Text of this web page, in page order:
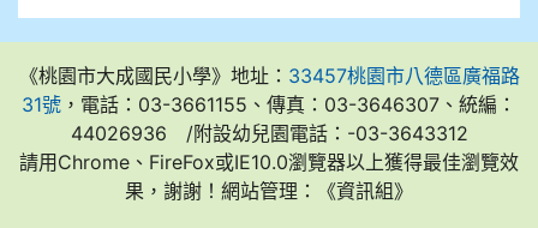
《桃園市大成國民小學》地址： 33457桃園市八德區廣福路
31號 ，電話：03-3661155、傳真：03-3646307、統編：
44026936 /附設幼兒園電話：-03-3643312
請用Chrome、FireFox或IE10.0瀏覽器以上獲得最佳瀏覽效
果，謝謝！網站管理：《資訊組》